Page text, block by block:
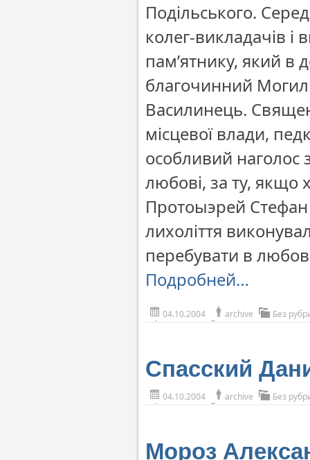
Подільського.
колег-викладачів і
пам’ятнику, який в
благочинний
Василинець.
місцевої влади,
особливий наголос
любові, за ту, якщо
Протоыэрей Стефан
лихоліття
перебувати в
Подробней…
04.10.2004 archive Без
Спасский
04.10.2004 archive Без
Мороз